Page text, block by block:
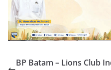
BP Batam – Lions Club